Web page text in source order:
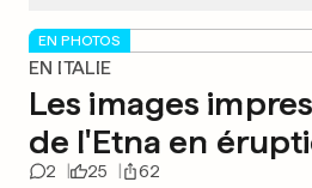
EN PHOTOS
EN ITALIE
Les images
de l'Etna en
2 25 62